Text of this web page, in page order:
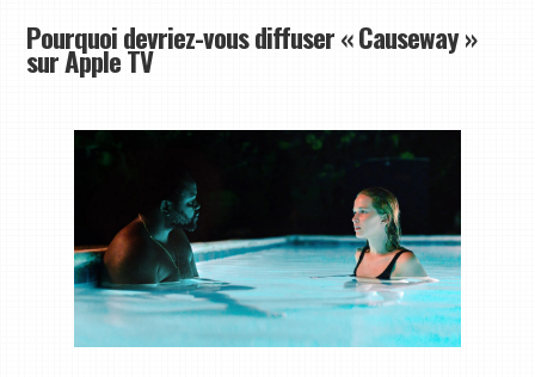
Pourquoi devriez-vous diffuser « Causeway »
sur Apple TV